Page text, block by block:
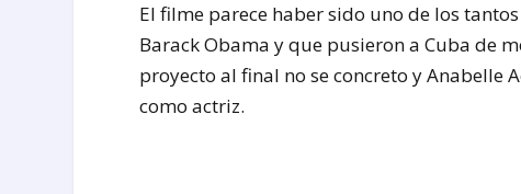
El filme parece haber sido uno de los
Barack Obama y que pusieron a Cuba de
proyecto al final no se concreto y Anabelle
como actriz.